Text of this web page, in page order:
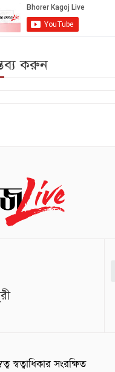
করুন
স্বত্বাধিকার সংরক্ষিত